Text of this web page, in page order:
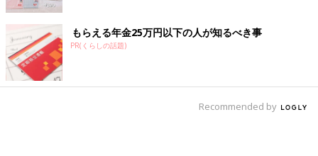
もらえる年金25万円以下の人が知るべき事
PR(くらしの話題)
Recommended by